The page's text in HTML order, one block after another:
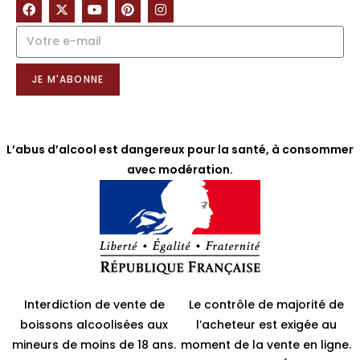
NOTRE NEWSLETTER
JE M'ABONNE
L’abus d’alcool est dangereux pour la santé, à consommer
avec modération.
Interdiction de vente de
boissons alcoolisées aux
mineurs de moins de 18 ans.
Le contrôle de majorité de
l’acheteur est exigée au
moment de la vente en ligne.